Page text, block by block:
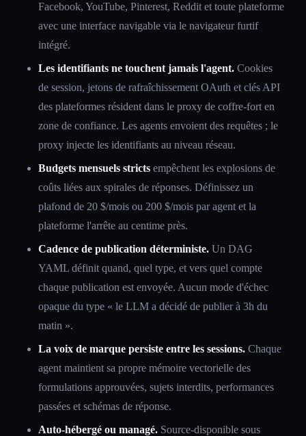
Facebook, YouTube, Pinterest, Reddit et toute plateforme
avec une interface navigable via le navigateur furtif
intégré.
Les identifiants ne touchent jamais l'agent. Cookies
de session, jetons de rafraîchissement OAuth et clés API
des plateformes résident dans le proxy de coffre-fort en
zone de confiance. Les agents envoient des requêtes ; le
proxy injecte les identifiants au niveau réseau.
Budgets mensuels stricts empêchent les explosions de
coûts liées aux spirales de réponses. Définissez un
plafond de 20 $/mois ou 200 $/mois par agent et la
plateforme l'arrête au centime près.
Cadence de publication déterministe. Un DAG
YAML définit quand, quel type, et vers quel compte
chaque publication est envoyée. Aucun mode d'échec
opaque du type « le LLM a décidé de publier à 3h du
matin ».
La voix de marque persiste entre les sessions. Chaque
agent maintient sa propre mémoire vectorielle des
formulations approuvées, sujets interdits, performances
passées et schémas de réponse.
Auto-hébergé ou managé. Source-disponible sous